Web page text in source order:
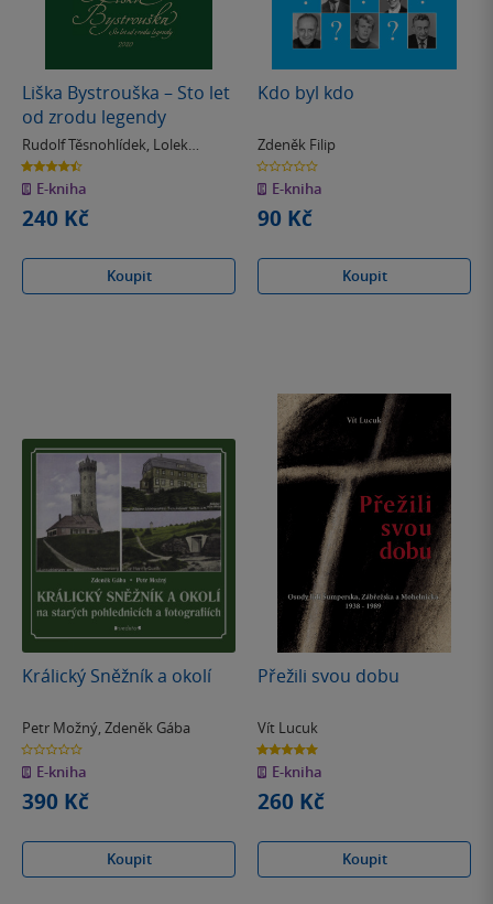
Liška Bystrouška – Sto let
od zrodu legendy
Rudolf Těsnohlídek, Lolek
Stanislav
4.5
z
5
hvězdiček
E-kniha
240 Kč
Koupit
Kdo byl kdo
Zdeněk Filip
0.0
z
5
hvězdiček
E-kniha
90 Kč
Koupit
Králický Sněžník a okolí
Petr Možný, Zdeněk Gába
0.0
z
5
hvězdiček
E-kniha
390 Kč
Koupit
Přežili svou dobu
Vít Lucuk
5.0
z
5
hvězdiček
E-kniha
260 Kč
Koupit